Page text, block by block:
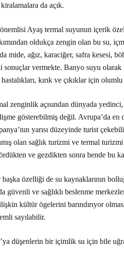
kiralamalara da açık.
Ayaş termal suyunun içerik
oldukça zengin olan bu su,
mide, ağız, karaciğer, safra kesesi,
sonuçlar vermekte. Banyo suyu
kırık ve çıkıklar için
zenginlik açısından dünyada
gösterebilmiş değil. Avrupa’da
yarısı düzeyinde turist
olan sağlık turizmi ve termal
ve gezdikten sonra bende bu
özelliği de su kaynaklarının
güvenli ve sağlıklı beslenme
kültür ögelerini barındırıyor
sayılabilir.
düşenlerin bir içimlik su için bile